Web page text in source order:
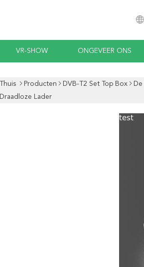
VR-SHOW ONGEVEER ONS
Thuis Producten DVB-T2 Set Top Box
Draadloze Lader